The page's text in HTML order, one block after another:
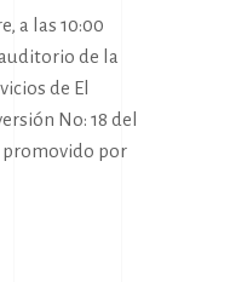
a las 10:00
de la
de El
No: 18 del
promovido por